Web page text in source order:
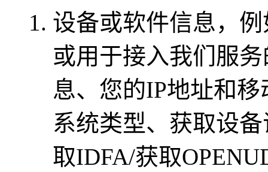
设备或软件信息，
或用于接入我们服
息、您的IP地址和
系统类型、获取设
取IDFA/获取